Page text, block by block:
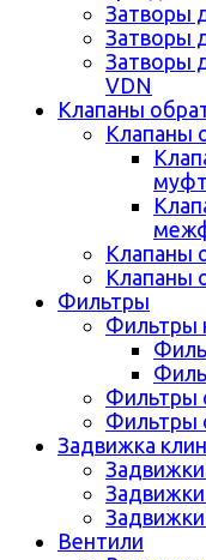
Затворы
Затворы
Затворы
VDN
Клапаны
Клапаны
Клапаны
Клапаны
Фильтры
Фильтры
Фильтры
Фильтры
Задвижка
Вентили